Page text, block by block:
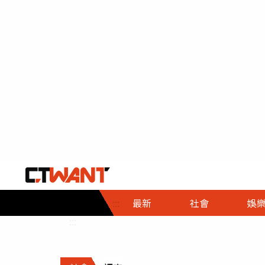
::: 最新 社會
社會首頁
時事
調查
娛樂
娛樂首頁
即時
財經首頁
熱線
政